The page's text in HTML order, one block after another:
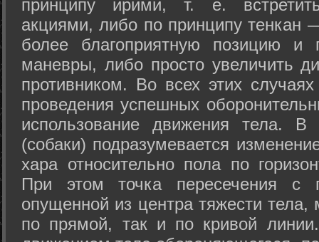
принципу ирими, т. е.
акциями, либо по принципу тенкан
более благоприятную позицию и
маневры, либо просто увеличить
противником. Во всех этих
проведения успешных
использование движения тела.
(собаки) подразумевается
хара относительно пола по
При этом точка пересечения с
опущенной из центра тяжести
по прямой, так и по кривой